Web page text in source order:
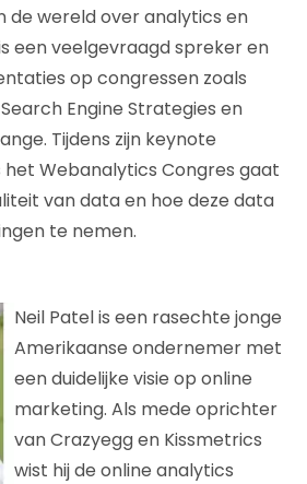
de wereld over analytics en
een veelgevraagd spreker en
op congressen zoals
Engine Strategies en
Tijdens zijn keynote
Webanalytics Congres gaat
van data en hoe deze data
te nemen.
Neil Patel is een rasechte jonge
Amerikaanse ondernemer met
een duidelijke visie op online
marketing. Als mede oprichter
van Crazyegg en Kissmetrics
wist hij de online analytics